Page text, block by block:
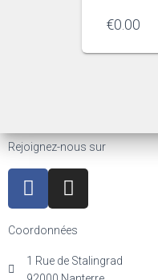
€0.00
Rejoignez-nous sur
Coordonnées
1 Rue de Stalingrad